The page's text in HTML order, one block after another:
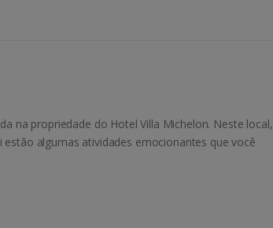
na propriedade do Hotel Villa Michelon. Neste local,
algumas atividades emocionantes que você